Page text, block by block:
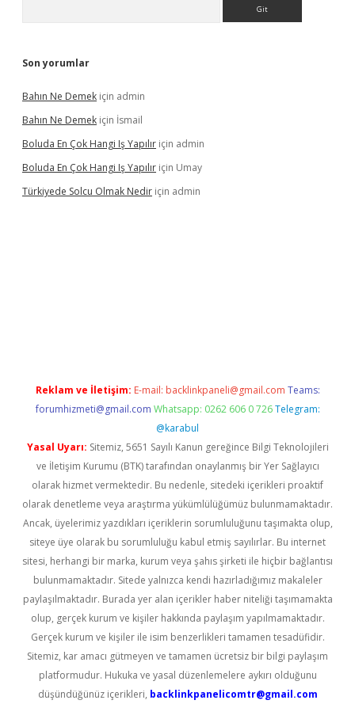
Son yorumlar
Bahın Ne Demek için admin
Bahın Ne Demek için İsmail
Boluda En Çok Hangi Iş Yapılır için admin
Boluda En Çok Hangi Iş Yapılır için Umay
Türkiyede Solcu Olmak Nedir için admin
Reklam ve İletişim: E-mail: backlinkpaneli@gmail.com Teams:
forumhizmeti@gmail.com Whatsapp: 0262 606 0 726 Telegram:
@karabul
Yasal Uyarı: Sitemiz, 5651 Sayılı Kanun gereğince Bilgi Teknolojileri
ve İletişim Kurumu (BTK) tarafından onaylanmış bir Yer Sağlayıcı
olarak hizmet vermektedir. Bu nedenle, sitedeki içerikleri proaktif
olarak denetleme veya araştırma yükümlülüğümüz bulunmamaktadır.
Ancak, üyelerimiz yazdıkları içeriklerin sorumluluğunu taşımakta olup,
siteye üye olarak bu sorumluluğu kabul etmiş sayılırlar. Bu internet
sitesi, herhangi bir marka, kurum veya şahıs şirketi ile hiçbir bağlantısı
bulunmamaktadır. Sitede yalnızca kendi hazırladığımız makaleler
paylaşılmaktadır. Burada yer alan içerikler haber niteliği taşımamakta
olup, gerçek kurum ve kişiler hakkında paylaşım yapılmamaktadır.
Gerçek kurum ve kişiler ile isim benzerlikleri tamamen tesadüfidir.
Sitemiz, kar amacı gütmeyen ve tamamen ücretsiz bir bilgi paylaşım
platformudur. Hukuka ve yasal düzenlemelere aykırı olduğunu
düşündüğünüz içerikleri, backlinkpanelicomtr@gmail.com